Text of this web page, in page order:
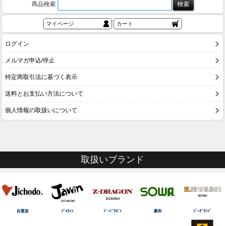
商品検索
マイページ カート
ログイン
メルマガ申込/停止
特定商取引法に基づく表示
送料とお支払い方法について
個人情報の取扱いについて
取扱いブランド
自重堂 ｼﾞｬｳｨﾝ ｼﾞｰﾄﾞﾗｺﾞﾝ 桑和 ｼﾞｰｸﾞﾗﾝﾄﾞ